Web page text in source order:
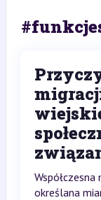
określana